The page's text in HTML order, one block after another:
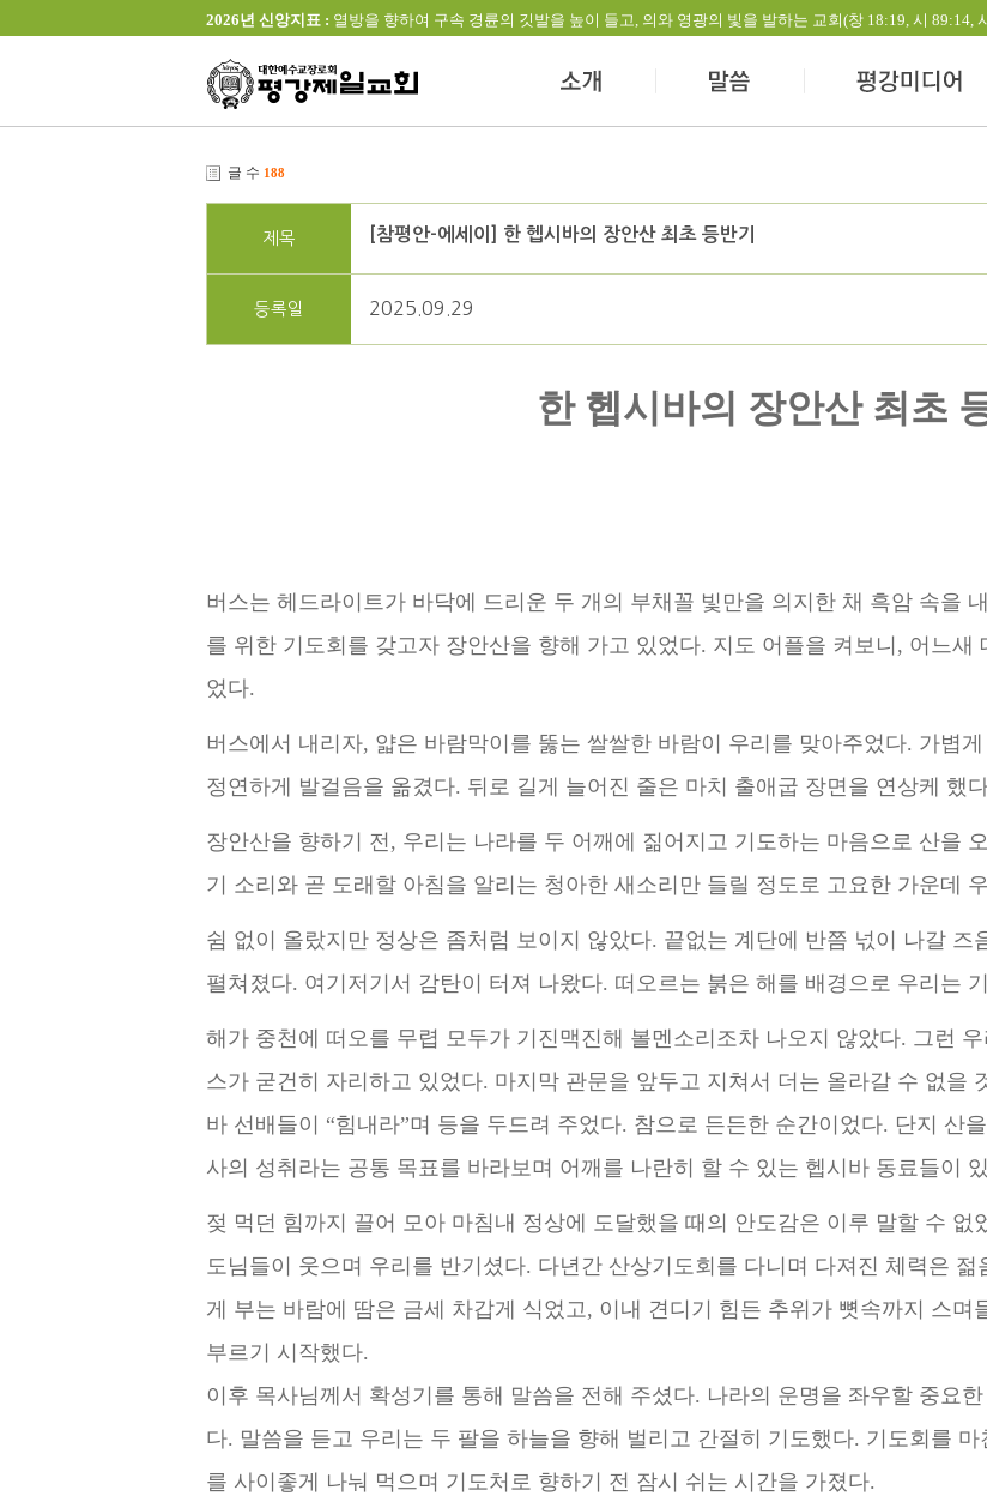
2026년 신앙지표 : 열방을 향하여 구속 경륜의 깃발을 높이 들고, 의와 영광의 빛을 발하는 교회(창 18:19, 시 89:14,
글 수 188
제목 [참평안-에세이] 한 헵시바의 장안산 최초 등반기
등록일 2025.09.29
한 헵시바의 장안산 최초
버스는 헤드라이트가 바닥에 드리운 두 개의 부채꼴 빛만을 의지한 채 흑암 속을
를 위한 기도회를 갖고자 장안산을 향해 가고 있었다. 지도 어플을 켜보니, 어느새
었다.
버스에서 내리자, 얇은 바람막이를 뚫는 쌀쌀한 바람이 우리를 맞아주었다. 가볍
정연하게 발걸음을 옮겼다. 뒤로 길게 늘어진 줄은 마치 출애굽 장면을 연상케 했
장안산을 향하기 전, 우리는 나라를 두 어깨에 짊어지고 기도하는 마음으로 산을
기 소리와 곧 도래할 아침을 알리는 청아한 새소리만 들릴 정도로 고요한 가운데
쉼 없이 올랐지만 정상은 좀처럼 보이지 않았다. 끝없는 계단에 반쯤 넋이 나갈 즈
펼쳐졌다. 여기저기서 감탄이 터져 나왔다. 떠오르는 붉은 해를 배경으로 우리는
해가 중천에 떠오를 무렵 모두가 기진맥진해 볼멘소리조차 나오지 않았다. 그런
스가 굳건히 자리하고 있었다. 마지막 관문을 앞두고 지쳐서 더는 올라갈 수 없을
바 선배들이 “힘내라”며 등을 두드려 주었다. 참으로 든든한 순간이었다. 단지 산
사의 성취라는 공통 목표를 바라보며 어깨를 나란히 할 수 있는 헵시바 동료들이
젖 먹던 힘까지 끌어 모아 마침내 정상에 도달했을 때의 안도감은 이루 말할 수 없
도님들이 웃으며 우리를 반기셨다. 다년간 산상기도회를 다니며 다져진 체력은
게 부는 바람에 땀은 금세 차갑게 식었고, 이내 견디기 힘든 추위 가 뼛속까지 스며
부르기 시작했다.
이후 목사님께서 확성기를 통해 말씀을 전해 주셨다. 나라의 운명을 좌우할 중요
다. 말씀을 듣고 우리는 두 팔을 하늘을 향해 벌리고 간절히 기도했다. 기도회를
를 사이좋게 나눠 먹으며 기도처로 향하기 전 잠시 쉬는 시간을 가졌다.